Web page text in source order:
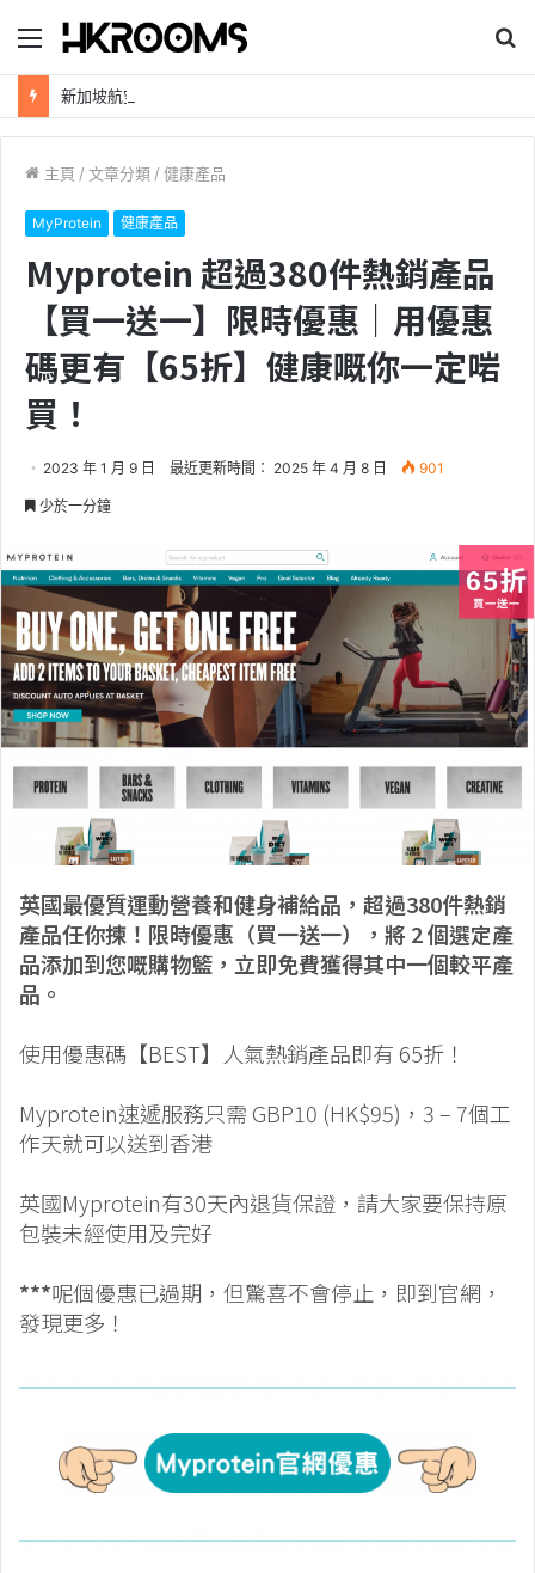
目
錄
尋
主頁 / 文章分類 / 健康產品
MyProtein 健康產品
Myprotein 超過380件熱銷產品
【買一送一】限時優惠｜用優惠
碼更有【65折】健康嘅你一定啱
買！
2023 年 1 月 9 日 最近更新時間： 2025 年 4 月 8 日 901
少於一分鐘
英國最優質運動營養和健身補給品，超過380件熱銷
產品任你揀！限時優惠（買一送一），將 2 個選定產
品添加到您嘅購物籃，立即免費獲得其中一個較平產
品。
使用優惠碼【BEST】人氣熱銷產品即有 65折！
Myprotein速遞服務只需 GBP10 (HK$95)，3 – 7個工
作天就可以送到香港
英國Myprotein有30天內退貨保證，請大家要保持原
包裝未經使用及完好
***呢個優惠已過期，但驚喜不會停止，即到官網，
發現更多！